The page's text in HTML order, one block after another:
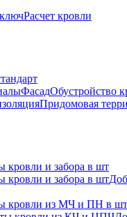
Расчет кровли
ФасадОбустройство
Придомовая
кровли и забора в шт
кровли и забора в шт
кровли из МЧ и ПН в шт